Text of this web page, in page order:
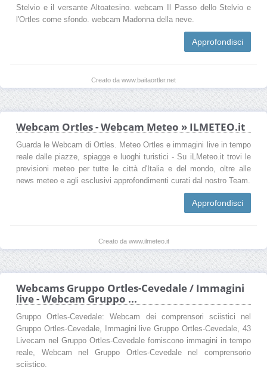
Stelvio e il versante Altoatesino. webcam Il Passo dello Stelvio e
l'Ortles come sfondo. webcam Madonna della neve.
Approfondisci
Creato da www.baitaortler.net
Webcam Ortles - Webcam Meteo » ILMETEO.it
Guarda le Webcam di Ortles. Meteo Ortles e immagini live in tempo
reale dalle piazze, spiagge e luoghi turistici - Su iLMeteo.it trovi le
previsioni meteo per tutte le città d'Italia e del mondo, oltre alle
news meteo e agli esclusivi approfondimenti curati dal nostro Team.
Approfondisci
Creato da www.ilmeteo.it
Webcams Gruppo Ortles-Cevedale / Immagini
live - Webcam Gruppo ...
Gruppo Ortles-Cevedale: Webcam dei comprensori sciistici nel
Gruppo Ortles-Cevedale, Immagini live Gruppo Ortles-Cevedale, 43
Livecam nel Gruppo Ortles-Cevedale forniscono immagini in tempo
reale, Webcam nel Gruppo Ortles-Cevedale nel comprensorio
sciistico.